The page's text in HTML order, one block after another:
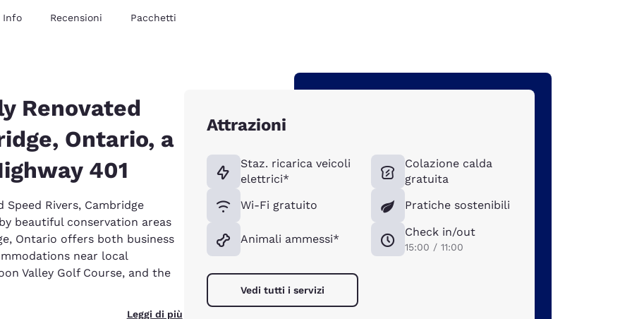
Info Recensioni Pacchetti
Renovated
Ontario, a
401
Rivers, Cambridge
beautiful conservation areas
Ontario offers both business
near local
Valley Golf Course, and the
Leggi di più
Attrazioni
Staz. ricarica veicoli
elettrici*
Wi-Fi gratuito
Animali ammessi*
Colazione calda
gratuita
Pratiche sostenibili
Check in/out
15:00 / 11:00
Vedi tutti i servizi